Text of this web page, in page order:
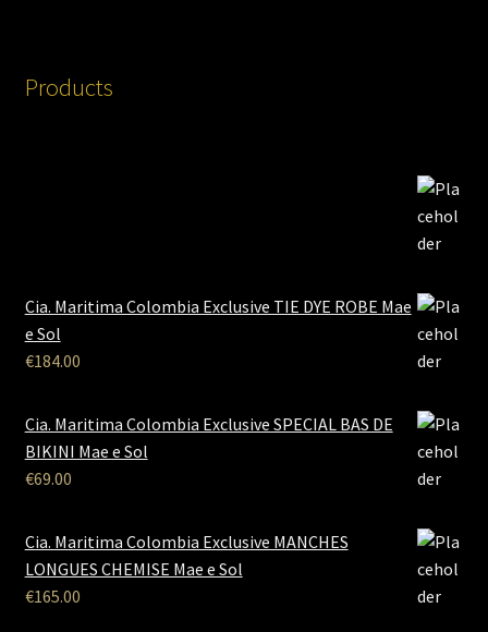
Products
Cia. Maritima Colombia Exclusive TIE DYE ROBE Mae
e Sol
€184.00
Cia. Maritima Colombia Exclusive SPECIAL BAS DE
BIKINI Mae e Sol
€69.00
Cia. Maritima Colombia Exclusive MANCHES
LONGUES CHEMISE Mae e Sol
€165.00